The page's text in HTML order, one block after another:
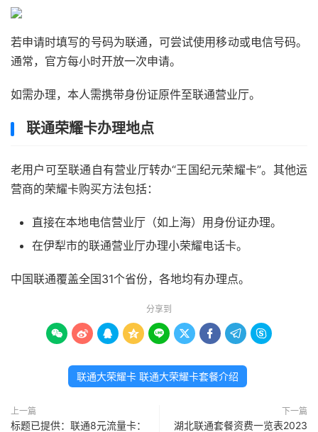
若申请时填写的号码为联通，可尝试使用移动或电信号码。
通常，官方每小时开放一次申请。
如需办理，本人需携带身份证原件至联通营业厅。
联通荣耀卡办理地点
老用户可至联通自有营业厅转办“王国纪元荣耀卡”。其他运
营商的荣耀卡购买方法包括：
直接在本地电信营业厅（如上海）用身份证办理。
在伊犁市的联通营业厅办理小荣耀电话卡。
中国联通覆盖全国31个省份，各地均有办理点。
分享到
        
联通大荣耀卡 联通大荣耀卡套餐介绍
上一篇
标题已提供：联通8元流量卡：
下一篇
湖北联通套餐资费一览表2023